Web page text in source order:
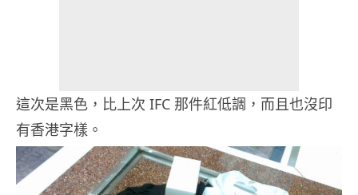
這次是黑色，比上次 IFC 那件紅低調，而且也沒印
有香港字樣。